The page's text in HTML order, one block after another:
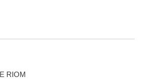
RIOM